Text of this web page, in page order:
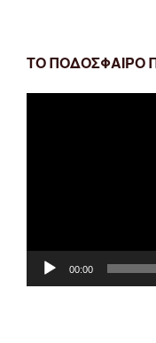
ΤΟ ΠΟΔΟΣΦΑΙΡΟ
00:00